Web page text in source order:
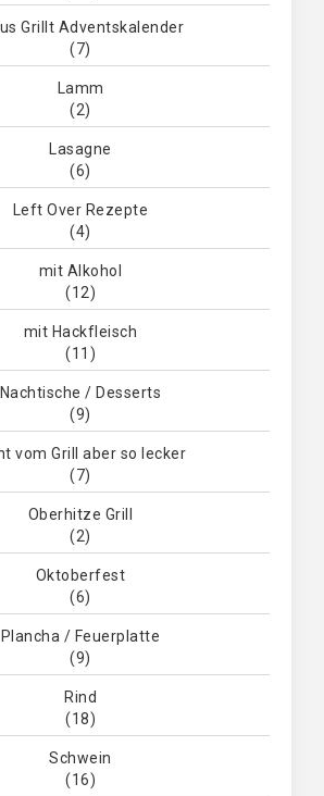
Grillt Adventskalender
(7)
Lamm
(2)
Lasagne
(6)
Left Over Rezepte
(4)
mit Alkohol
(12)
mit Hackfleisch
(11)
Nachtische / Desserts
(9)
vom Grill aber so lecker
(7)
Oberhitze Grill
(2)
Oktoberfest
(6)
Plancha / Feuerplatte
(9)
Rind
(18)
Schwein
(16)